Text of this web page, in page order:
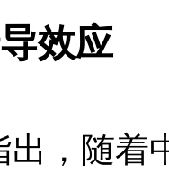
效应
，随着